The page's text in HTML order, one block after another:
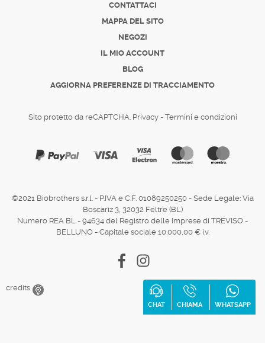
CONTATTACI
MAPPA DEL SITO
NEGOZI
IL MIO ACCOUNT
BLOG
AGGIORNA PREFERENZE DI TRACCIAMENTO
Sito protetto da reCAPTCHA. Privacy- Termini e condizioni
©2021 Biobrothers s.r.l. - P.IVA e C.F. 01089250250 - Sede Legale: Via
Boscariz 3, 32032 Feltre (BL)
Numero REA BL - 94634 del Registro delle Imprese di TREVISO -
BELLUNO - Capitale sociale 10.000,00 € i.v.
Facebook
credits
CHAT CHIAMA WHATSAPP